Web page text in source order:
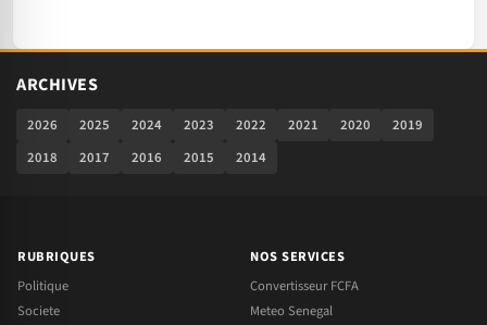
ARCHIVES
2026 2025 2024 2023 2022 2021 2020
2019
2018
2017 2016 2015 2014
RUBRIQUES
Politique
Societe
NOS SERVICES
Convertisseur FCFA
Meteo Senegal